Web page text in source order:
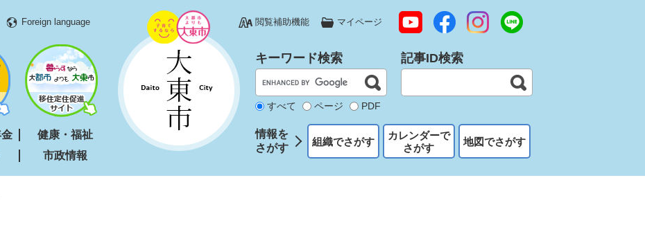
Foreign language 閲覧補助機能 マイページ
健康・福祉
市政情報
キーワード検索
すべて ページ PDF
記事ID検索
情報を
さがす
組織でさがす
カレンダーで
さがす
地図でさがす